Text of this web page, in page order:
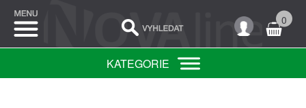
0
KATEGORIE